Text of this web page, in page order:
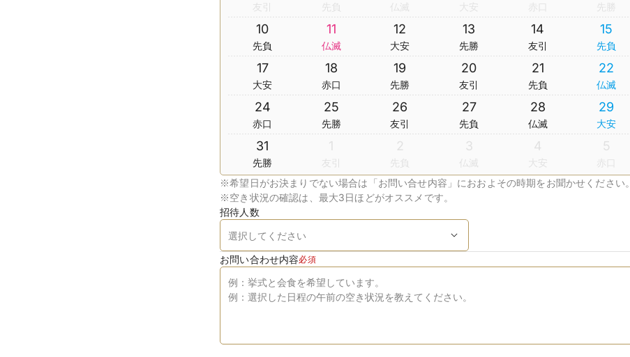
友引 先負 仏滅 大安 赤口 先勝
10
先負
11
仏滅
12
大安
13
先勝
14
友引
15
先負
17
大安
18
赤口
19
先勝
20
友引
21
先負
22
仏滅
24
赤口
25
先勝
26
友引
27
先負
28
仏滅
29
大安
31
先勝
1
友引
2
先負
3
仏滅
4
大安
5
赤口
※希望日がお決まりでない場合は「お問い合せ内容」におおよその時期をお聞かせください。
※空き状況の確認は、最大3日ほどがオススメです。
招待人数
お問い合わせ内容必須